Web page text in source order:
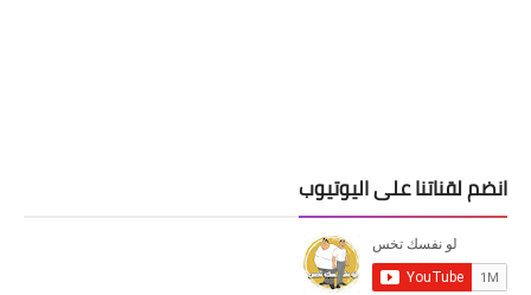
انضم لقناتنا على اليوتيوب